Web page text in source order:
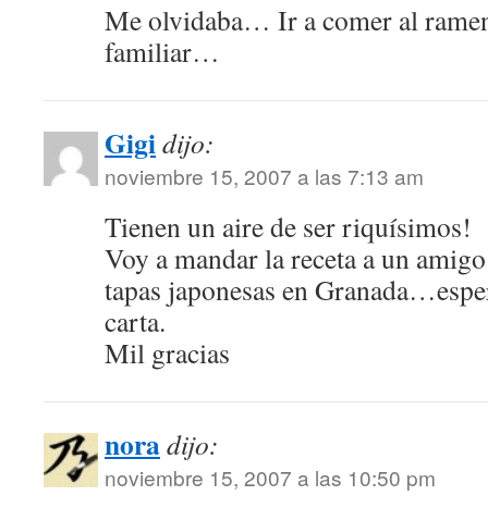
Me olvidaba… Ir a comer al
familiar…
Gigidijo:
noviembre 15, 2007 a las 7:13 am
Tienen un aire de ser riquísimos!
Voy a mandar la receta a un
tapas japonesas en
carta.
Mil gracias
noradijo:
noviembre 15, 2007 a las 10:50 pm